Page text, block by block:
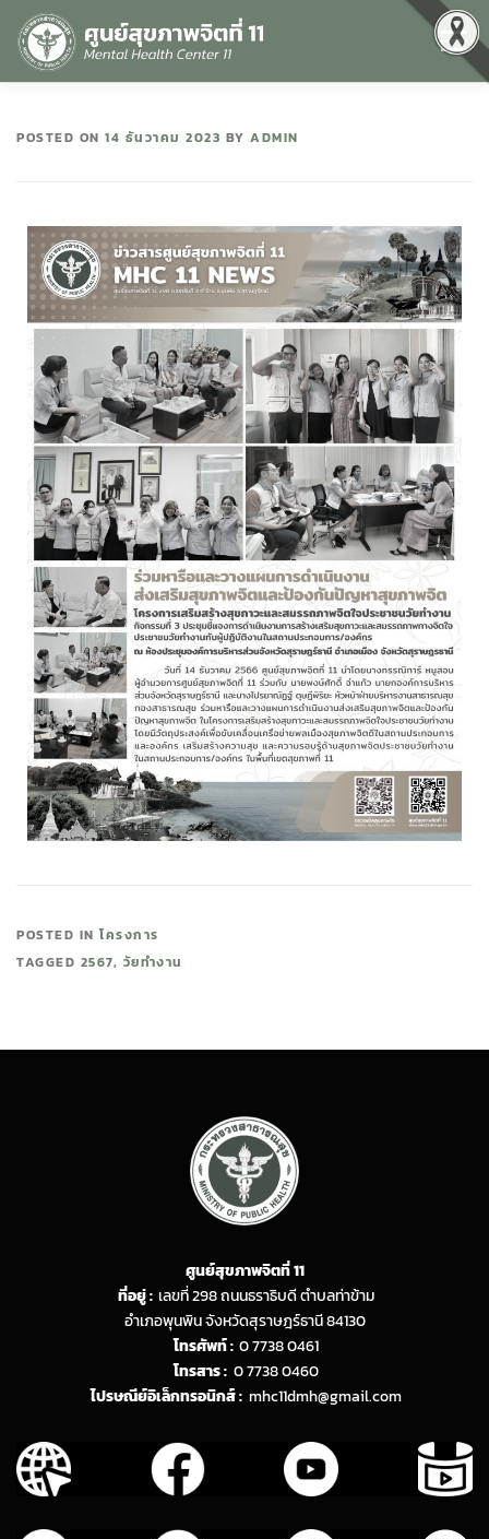
Menu
คู่มือ สำหรับบุคลากร
POSTED ON 14 ธันวาคม 2023 BY ADMIN
POSTED INโครงการ
TAGGED 2567, วัยทำงาน
ศูนย์สุขภาพจิตที่ 11
ที่อยู่ : เลขที่ 298 ถนนธราธิบดี ตำบลท่าข้าม
อำเภอพุนพิน จังหวัดสุราษฎร์ธานี 84130
โทรศัพท์ : 0 7738 0461
โทรสาร : 0 7738 0460
ไปรษณีย์อิเล็กทรอนิกส์ : mhc11dmh@gmail.com